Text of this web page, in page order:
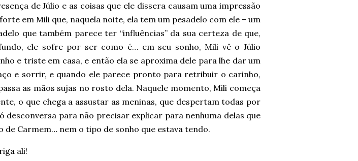
de Júlio e as coisas que ele dissera causam uma impressão
em Mili que, naquela noite, ela tem um pesadelo com ele – um
que também parece ter “influências” da sua certeza de que,
ele sofre por ser como é… em seu sonho, Mili vê o Júlio
e triste em casa, e então ela se aproxima dele para lhe dar um
e sorrir, e quando ele parece pronto para retribuir o carinho,
as mãos sujas no rosto dela. Naquele momento, Mili começa
o que chega a assustar as meninas, que despertam todas por
desconversa para não precisar explicar para nenhuma delas que
de Carmem… nem o tipo de sonho que estava tendo.
ali!